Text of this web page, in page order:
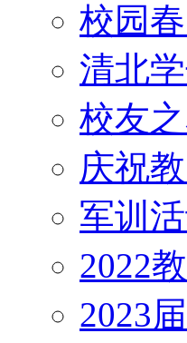
校园
清北
校友
庆祝
军训
2022
2023